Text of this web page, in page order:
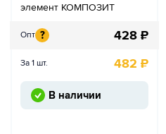
элемент КОМПОЗИТ
Опт ? 428 ₽
За 1 шт. 482 ₽
В наличии